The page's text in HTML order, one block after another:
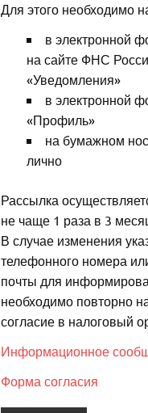
Для этого необходимо
в электронной
на сайте ФНС
«Уведомления»
в электронной
«Профиль»
на бумажном
лично
Рассылка
не чаще 1 раза в 3
В случае изменения
телефонного номера
почты для
необходимо повторно
согласие в налоговый
Информационное
Форма согласия